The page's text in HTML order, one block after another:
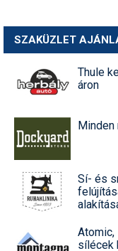
SZAKÜZLET
Thule
áron
Minden
Sí- és
Atomic,
sílécek